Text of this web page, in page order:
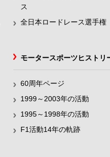
ス
全日本ロードレース選手権
モータースポーツヒストリ
60周年ページ
1999～2003年の活動
1995～1998年の活動
F1活動14年の軌跡